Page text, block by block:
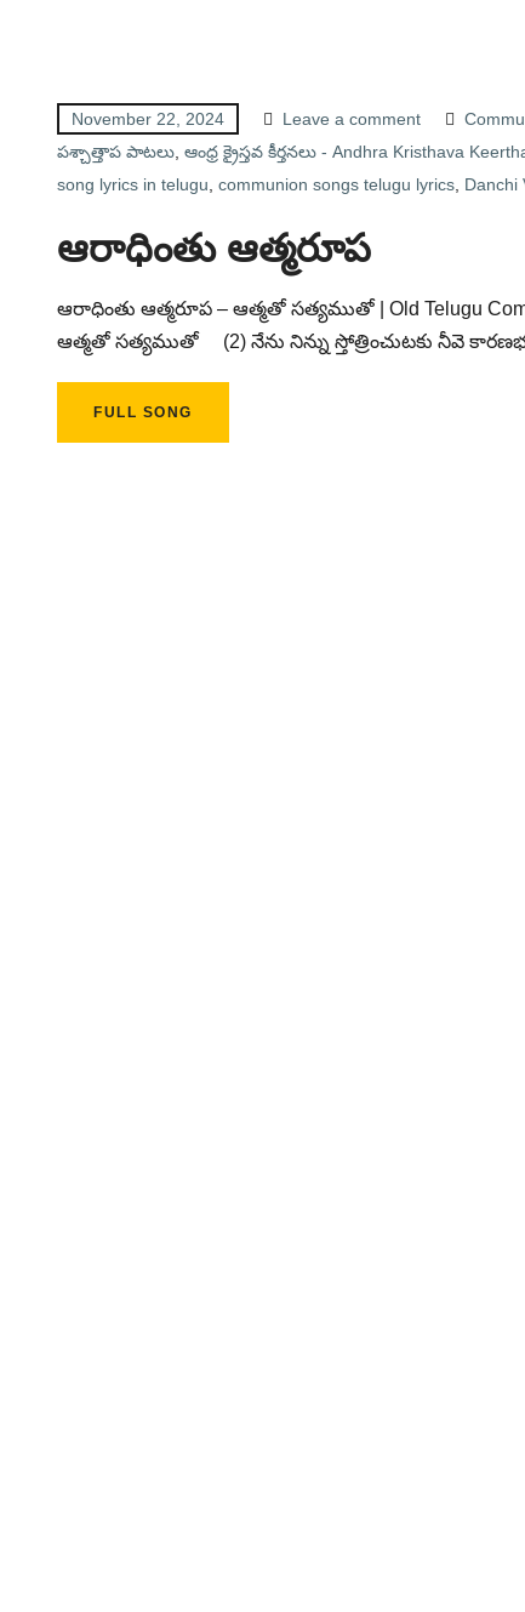
November 22, 2024 Leave a comment
పశ్చాత్తాప పాటలు ఆంధ్ర క్రైస్తవ కీర్తనలు - Andhra Kristhava
song lyrics in telugu communion songs telugu lyrics Danchi
ఆరాధింతు ఆత్మరూప
ఆరాధింతు ఆత్మరూప – ఆత్మతో సత్యముతో | Old Telugu
ఆత్మతో సత్యముతో (2) నేను నిన్ను స్తోత్రించుటకు నీవె
FULL SONG